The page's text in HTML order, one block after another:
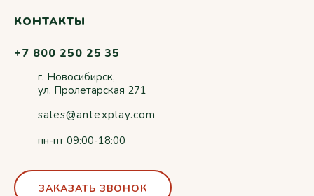
КОНТАКТЫ
+7 800 250 25 35
г. Новосибирск,
ул. Пролетарская 271
sales@antexplay.com
пн-пт 09:00-18:00
ЗАКАЗАТЬ ЗВОНОК